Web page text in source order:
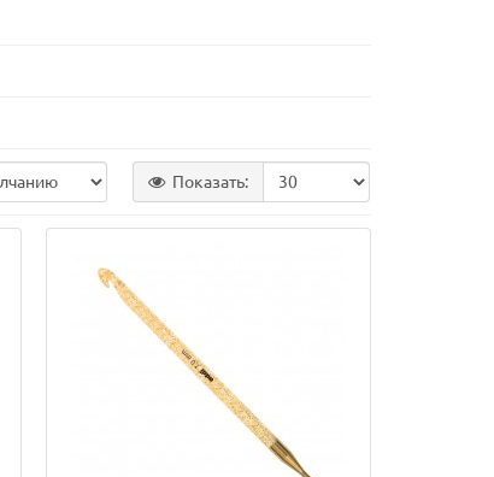
Показать: